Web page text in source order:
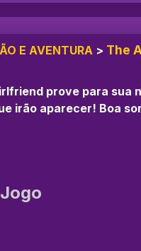
E AVENTURA > The
prove para sua
irão aparecer! Boa